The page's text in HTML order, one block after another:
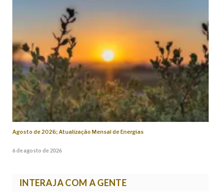
Agosto de 2026; Atualização Mensal de Energias
6 de agosto de 2026
INTERAJA COM A GENTE